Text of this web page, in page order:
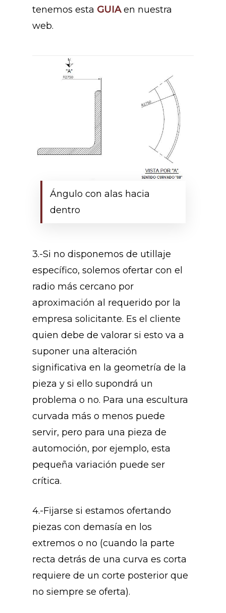
tenemos esta GUIAen nuestra
web.
Ángulo con alas hacia
dentro
3.-Si no disponemos de utillaje
específico, solemos ofertar con el
radio más cercano por
aproximación al requerido por la
empresa solicitante. Es el cliente
quien debe de valorar si esto va a
suponer una alteración
significativa en la geometría de la
pieza y si ello supondrá un
problema o no. Para una escultura
curvada más o menos puede
servir, pero para una pieza de
automoción, por ejemplo, esta
pequeña variación puede ser
crítica.
4.-Fijarse si estamos ofertando
piezas con demasía en los
extremos o no (cuando la parte
recta detrás de una curva es corta
requiere de un corte posterior que
no siempre se oferta).